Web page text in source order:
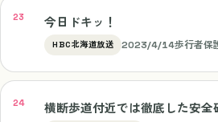
今日ドキッ！
HBC北海道放送 2023/4/14歩行者保
横断歩道付近では徹底した安全